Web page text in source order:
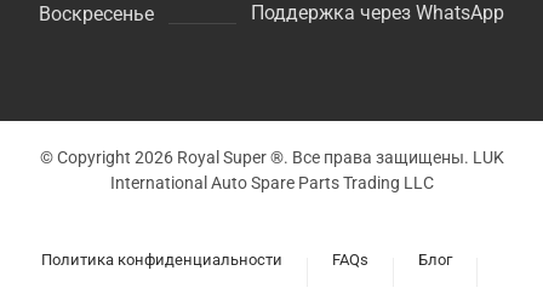
Воскресенье Поддержка через WhatsApp
© Copyright 2026 Royal Super ®. Все права защищены. LUK
International Auto Spare Parts Trading LLC
Политика конфиденциальности FAQs Блог